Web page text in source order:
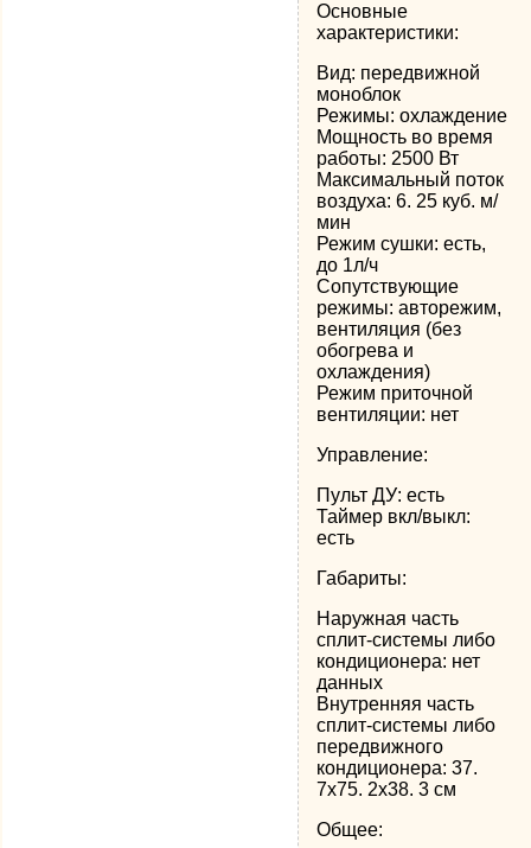
Основные
характеристики:
Вид: передвижной
моноблок
Режимы: охлаждение
Мощность во время
работы: 2500 Вт
Максимальный поток
воздуха: 6. 25 куб. м/
мин
Режим сушки: есть,
до 1л/ч
Сопутствующие
режимы: авторежим,
вентиляция (без
обогрева и
охлаждения)
Режим приточной
вентиляции: нет
Управление:
Пульт ДУ: есть
Таймер вкл/выкл:
есть
Габариты:
Наружная часть
сплит-системы либо
кондиционера: нет
данных
Внутренняя часть
сплит-системы либо
передвижного
кондиционера: 37.
7х75. 2х38. 3 см
Общее: